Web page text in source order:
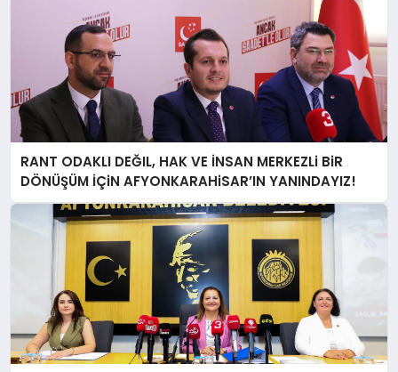
RANT ODAKLI DEĞIL, HAK VE İNSAN MERKEZLi BiR
DÖNÜŞÜM İÇiN AFYONKARAHiSAR’IN YANINDAYIZ!